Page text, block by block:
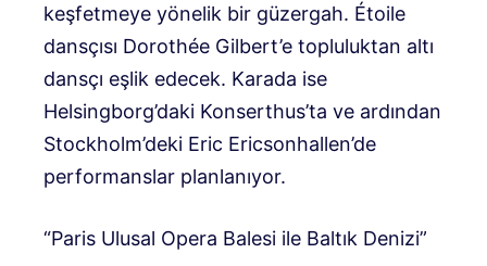
keşfetmeye yönelik bir güzergah. Étoile
dansçısı Dorothée Gilbert’e topluluktan altı
dansçı eşlik edecek. Karada ise
Helsingborg’daki Konserthus’ta ve ardından
Stockholm’deki Eric Ericsonhallen’de
performanslar planlanıyor.
“Paris Ulusal Opera Balesi ile Baltık Denizi”